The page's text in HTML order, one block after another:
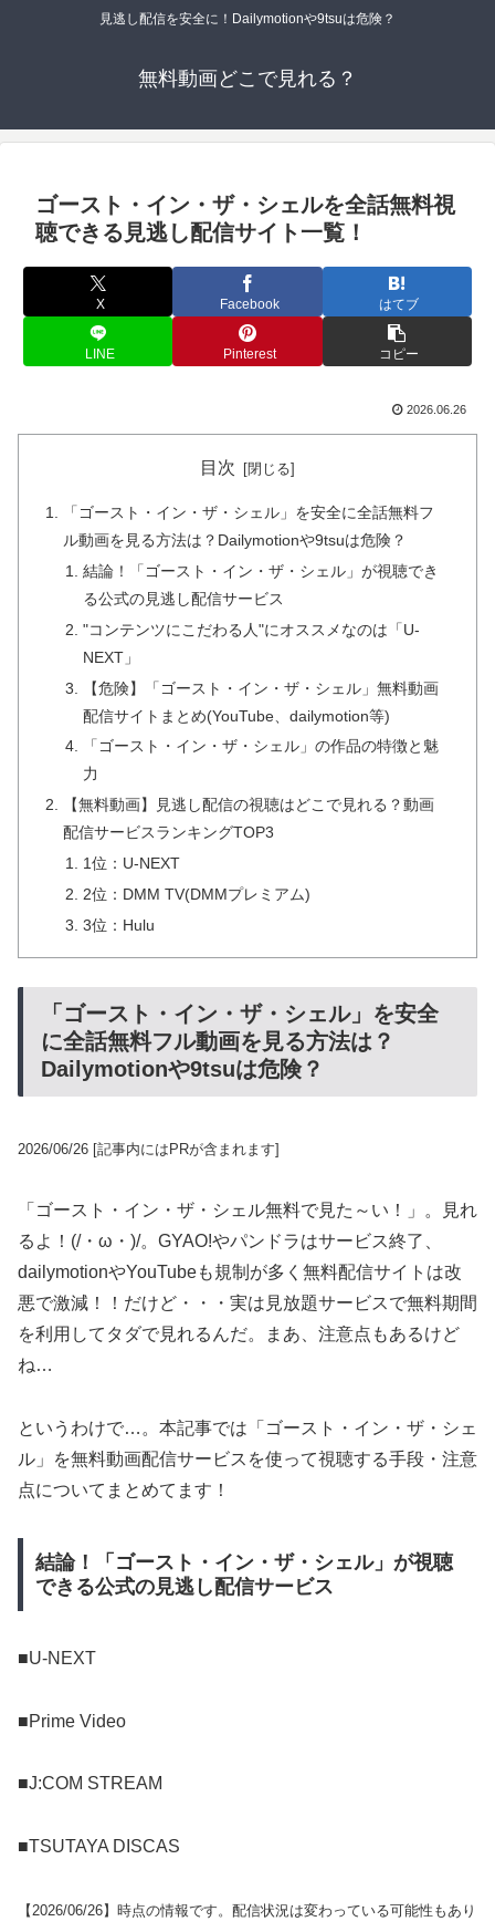
見逃し配信を安全に！Dailymotionや9tsuは危険？
無料動画どこで見れる？
ゴースト・イン・ザ・シェルを全話無料視
聴できる見逃し配信サイト一覧！
X Facebook はてブ
LINE Pinterest コピー
2026.06.26
目次
「ゴースト・イン・ザ・シェル」を安全に全話無料フ
ル動画を見る方法は？Dailymotionや9tsuは危険？
結論！「ゴースト・イン・ザ・シェル」が視聴でき
る公式の見逃し配信サービス
"コンテンツにこだわる人"にオススメなのは「U-
NEXT」
【危険】「ゴースト・イン・ザ・シェル」無料動画
配信サイトまとめ(YouTube、dailymotion等)
「ゴースト・イン・ザ・シェル」の作品の特徴と魅
力
【無料動画】見逃し配信の視聴はどこで見れる？動画
配信サービスランキングTOP3
1位：U-NEXT
2位：DMM TV(DMMプレミアム)
3位：Hulu
「ゴースト・イン・ザ・シェル」を安全
に全話無料フル動画を見る方法は？
Dailymotionや9tsuは危険？
2026/06/26 [記事内にはPRが含まれます]
「ゴースト・イン・ザ・シェル無料で見た～い！」。見れ
るよ！(/・ω・)/。GYAO!やパンドラはサービス終了、
dailymotionやYouTubeも規制が多く無料配信サイトは改
悪で激減！！だけど・・・実は見放題サービスで無料期間
を利用してタダで見れるんだ。まあ、注意点もあるけど
ね…
というわけで…。本記事では「ゴースト・イン・ザ・シェ
ル」を無料動画配信サービスを使って視聴する手段・注意
点についてまとめてます！
結論！「ゴースト・イン・ザ・シェル」が視聴
できる公式の見逃し配信サービス
■U-NEXT
■Prime Video
■J:COM STREAM
■TSUTAYA DISCAS
【2026/06/26】時点の情報です。配信状況は変わっている可能性もあり